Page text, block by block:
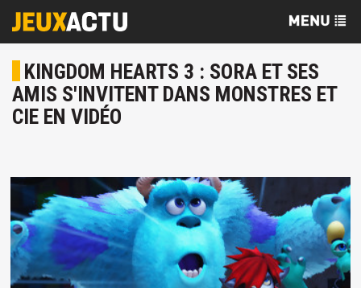
KINGDOM HEARTS 3 : SORA ET SES
AMIS S'INVITENT DANS MONSTRES ET
CIE EN VIDÉO